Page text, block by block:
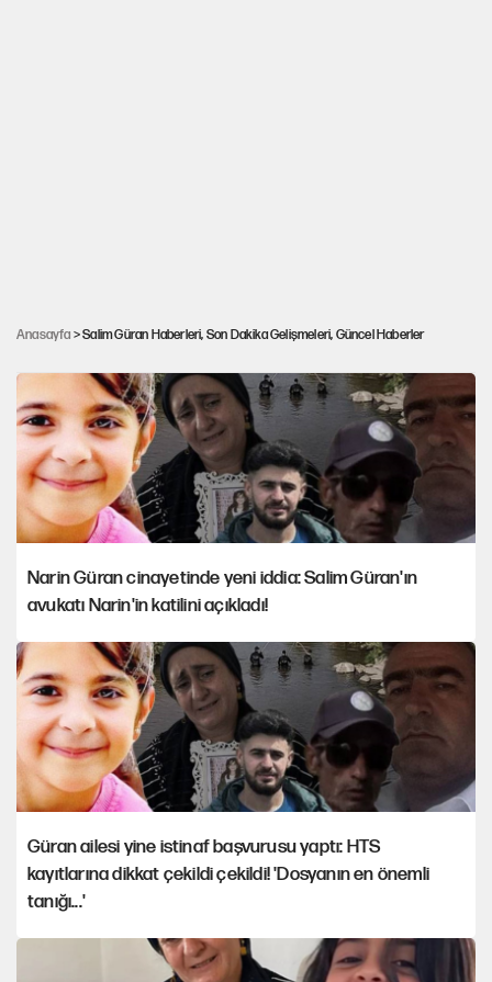
Anasayfa > Salim Güran Haberleri, Son Dakika Gelişmeleri, Güncel Haberler
suçlamalar... Narin'in katili kim?
Narin Güran cinayetinde yeni iddia: Salim Güran'ın
avukatı Narin'in katilini açıkladı!
Güran ailesi yine istinaf başvurusu yaptı: HTS
kayıtlarına dikkat çekildi çekildi! 'Dosyanın en önemli
tanığı...'